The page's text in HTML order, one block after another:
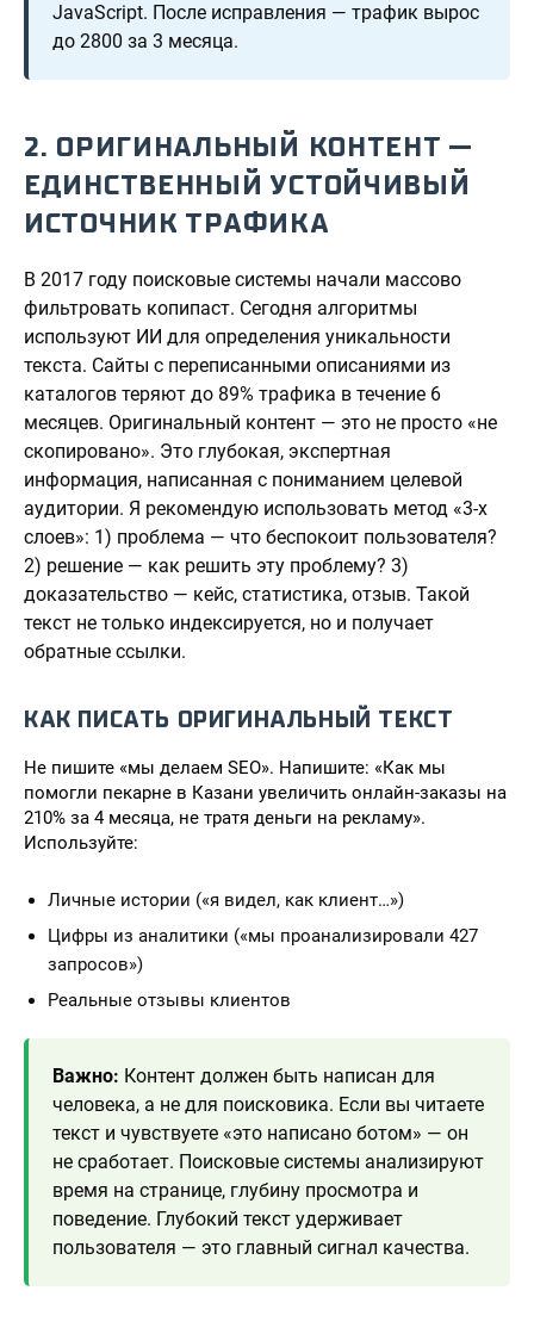
JavaScript. После исправления — трафик вырос
до 2800 за 3 месяца.
2. ОРИГИНАЛЬНЫЙ КОНТЕНТ —
ЕДИНСТВЕННЫЙ УСТОЙЧИВЫЙ
ИСТОЧНИК ТРАФИКА
В 2017 году поисковые системы начали массово
фильтровать копипаст. Сегодня алгоритмы
используют ИИ для определения уникальности
текста. Сайты с переписанными описаниями из
каталогов теряют до 89% трафика в течение 6
месяцев. Оригинальный контент — это не просто «не
скопировано». Это глубокая, экспертная
информация, написанная с пониманием целевой
аудитории. Я рекомендую использовать метод «3-х
слоев»: 1) проблема — что беспокоит пользователя?
2) решение — как решить эту проблему? 3)
доказательство — кейс, статистика, отзыв. Такой
текст не только индексируется, но и получает
обратные ссылки.
КАК ПИСАТЬ ОРИГИНАЛЬНЫЙ ТЕКСТ
Не пишите «мы делаем SEO». Напишите: «Как мы
помогли пекарне в Казани увеличить онлайн-заказы на
210% за 4 месяца, не тратя деньги на рекламу».
Используйте:
Личные истории («я видел, как клиент…»)
Цифры из аналитики («мы проанализировали 427
запросов»)
Реальные отзывы клиентов
Важно: Контент должен быть написан для
человека, а не для поисковика. Если вы читаете
текст и чувствуете «это написано ботом» — он
не сработает. Поисковые системы анализируют
время на странице, глубину просмотра и
поведение. Глубокий текст удерживает
пользователя — это главный сигнал качества.